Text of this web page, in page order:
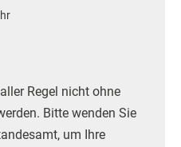
Regel nicht ohne
Bitte wenden Sie
um Ihre